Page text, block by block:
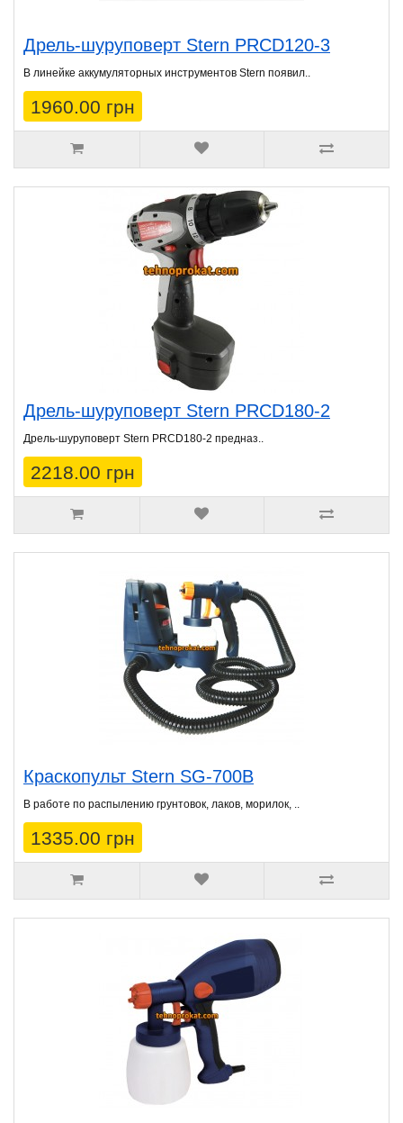
Дрель-шуруповерт Stern PRCD120-3
В линейке аккумуляторных инструментов Stern появил..
1960.00 грн
Дрель-шуруповерт Stern PRCD180-2
Дрель-шуруповерт Stern PRCD180-2 предназ..
2218.00 грн
Краскопульт Stern SG-700B
В работе по распылению грунтовок, лаков, морилок, ..
1335.00 грн